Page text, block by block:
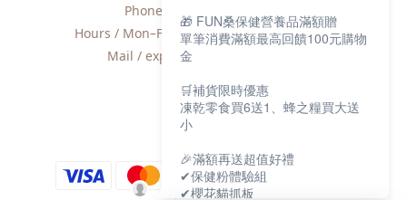
Phone / +886-2-2600-8552
Hours / Mon–Fri, 9:00 AM–6:00 PM (UTC+8)
Mail / export@munchee.com.tw
🎁 FUN桑保健營養品滿額贈
單筆消費滿額最高回饋100元購物
金
🛒補貨限時優惠
凍乾零食買6送1、蜂之糧買大送
小
🎉滿額再送超值好禮
✔保健粉體驗組
✔櫻花貓抓板